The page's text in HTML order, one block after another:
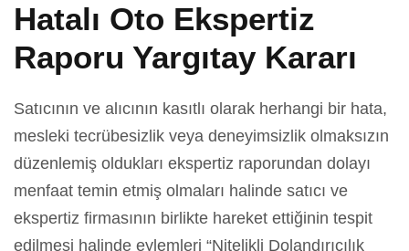
Hatalı Oto Ekspertiz
Raporu Yargıtay Kararı
Satıcının ve alıcının kasıtlı olarak herhangi bir hata,
mesleki tecrübesizlik veya deneyimsizlik olmaksızın
düzenlemiş oldukları ekspertiz raporundan dolayı
menfaat temin etmiş olmaları halinde satıcı ve
ekspertiz firmasının birlikte hareket ettiğinin tespit
edilmesi halinde eylemleri “Nitelikli Dolandırıcılık